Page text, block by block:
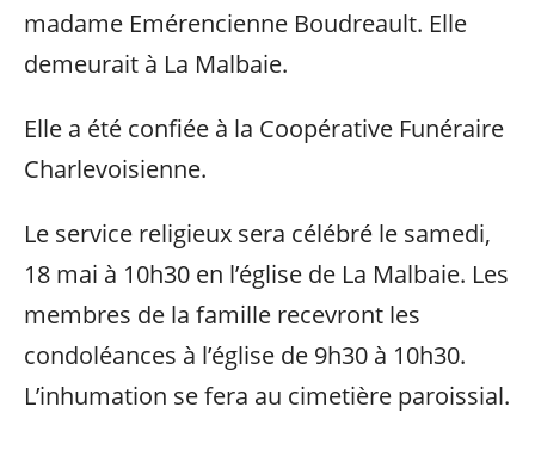
madame Emérencienne Boudreault. Elle
demeurait à La Malbaie.
Elle a été confiée à la Coopérative Funéraire
Charlevoisienne.
Le service religieux sera célébré le samedi,
18 mai à 10h30 en l’église de La Malbaie. Les
membres de la famille recevront les
condoléances à l’église de 9h30 à 10h30.
L’inhumation se fera au cimetière paroissial.